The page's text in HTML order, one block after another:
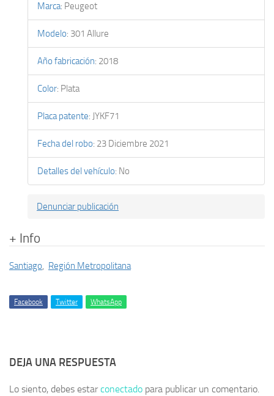
Marca: Peugeot
Modelo: 301 Allure
Año fabricación: 2018
Color: Plata
Placa patente: JYKF71
Fecha del robo: 23 Diciembre 2021
Detalles del vehículo: No
Denunciar publicación
+ Info
Santiago, Región Metropolitana
Facebook Twitter WhatsApp
DEJA UNA RESPUESTA
Lo siento, debes estarconectado para publicar un comentario.